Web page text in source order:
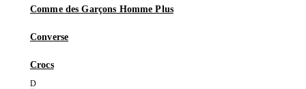
Comme des Garçons Homme Plus
Converse
Crocs